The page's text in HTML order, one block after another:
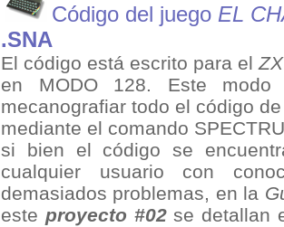
Código del juego EL
.SNA
El código está escrito para el
en MODO 128. Este
mecanografiar todo el código
mediante el comando
si bien el código se
cualquier usuario con
demasiados problemas, en la
este proyecto #02se detallan